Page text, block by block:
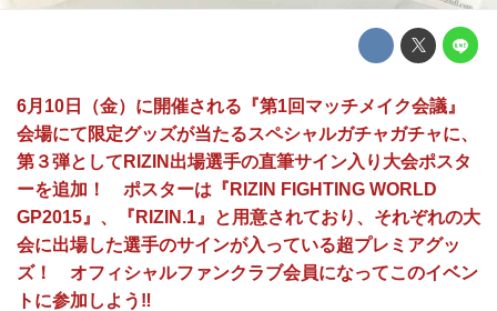
6月10日（金）に開催される『第1回マッチメイク会議』
会場にて限定グッズが当たるスペシャルガチャガチャに、
第３弾としてRIZIN出場選手の直筆サイン入り大会ポスタ
ーを追加！ ポスターは『RIZIN FIGHTING WORLD
GP2015』、『RIZIN.1』と用意されており、それぞれの大
会に出場した選手のサインが入っている超プレミアグッ
ズ！ オフィシャルファンクラブ会員になってこのイベン
トに参加しよう‼︎